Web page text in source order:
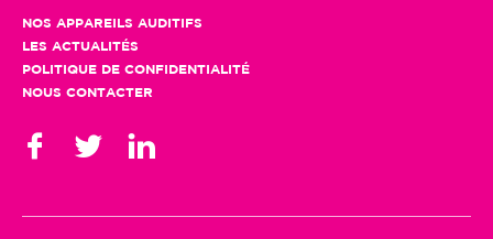
NOS APPAREILS AUDITIFS
LES ACTUALITÉS
POLITIQUE DE CONFIDENTIALITÉ
NOUS CONTACTER